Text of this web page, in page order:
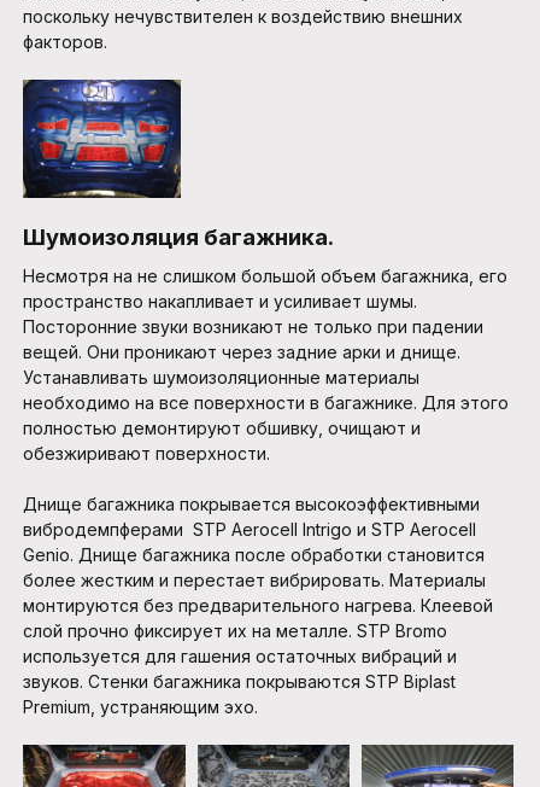
поскольку нечувствителен к воздействию внешних
факторов.
Шумоизоляция багажника.
Несмотря на не слишком большой объем багажника, его
пространство накапливает и усиливает шумы.
Посторонние звуки возникают не только при падении
вещей. Они проникают через задние арки и днище.
Устанавливать шумоизоляционные материалы
необходимо на все поверхности в багажнике. Для этого
полностью демонтируют обшивку, очищают и
обезжиривают поверхности.
Днище багажника покрывается высокоэффективными
вибродемпферами STP Aerocell Intrigo и STP Aerocell
Genio. Днище багажника после обработки становится
более жестким и перестает вибрировать. Материалы
монтируются без предварительного нагрева. Клеевой
слой прочно фиксирует их на металле. STP Bromo
используется для гашения остаточных вибраций и
звуков. Стенки багажника покрываются STP Biplast
Premium, устраняющим эхо.